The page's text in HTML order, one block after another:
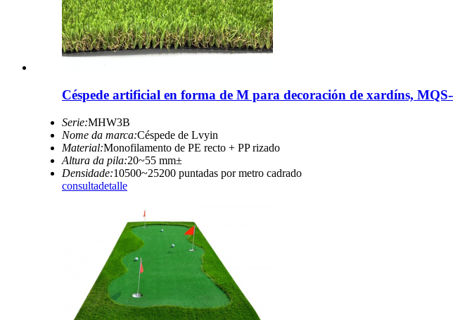
Céspede artificial en forma de M para decoración de xardíns,
Serie:MHW3B
Nome da marca:Céspede de Lvyin
Material:Monofilamento de PE recto + PP rizado
Altura da pila:20~55 mm±
Densidade:10500~25200 puntadas por metro cadrado
consultadetalle